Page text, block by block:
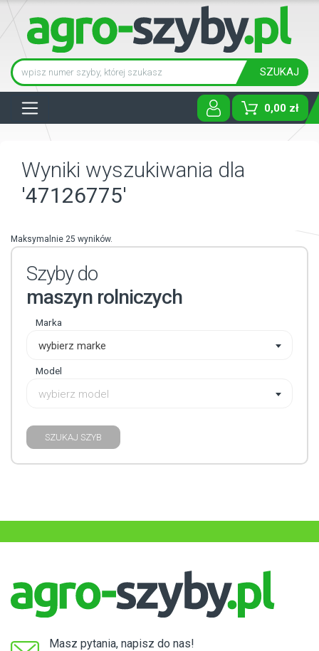
SZUKAJ
0,00 zł
Wyniki wyszukiwania dla
'47126775'
Maksymalnie 25 wyników.
Szyby do
maszyn rolniczych
Marka
wybierz marke
Model
wybierz model
SZUKAJ SZYB
Masz pytania, napisz do nas!